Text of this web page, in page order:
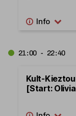
21:00 - 22:40
Kult-
[Start: